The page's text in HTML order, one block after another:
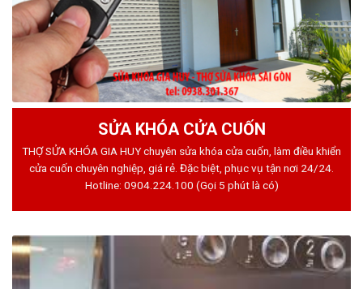
SỬA KHÓA CỬA CUỐN
THỢ SỬA KHÓA GIA HUY chuyên sửa khóa cửa cuốn, làm điều khiển
cửa cuốn chuyên nghiệp, giá rẻ. Đặc biệt, phục vụ tận nơi 24/24.
Hotline: 0904.224.100 (Gọi 5 phút là có)